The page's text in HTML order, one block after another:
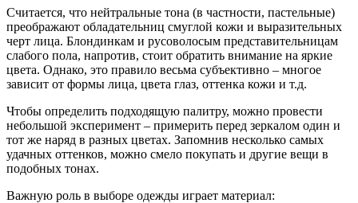
Считается, что нейтральные тона (в частности, пастельные)
преображают обладательниц смуглой кожи и выразительных
черт лица. Блондинкам и русоволосым представительницам
слабого пола, напротив, стоит обратить внимание на яркие
цвета. Однако, это правило весьма субъективно – многое
зависит от формы лица, цвета глаз, оттенка кожи и т.д.
Чтобы определить подходящую палитру, можно провести
небольшой эксперимент – примерить перед зеркалом один и
тот же наряд в разных цветах. Запомнив несколько самых
удачных оттенков, можно смело покупать и другие вещи в
подобных тонах.
Важную роль в выборе одежды играет материал: